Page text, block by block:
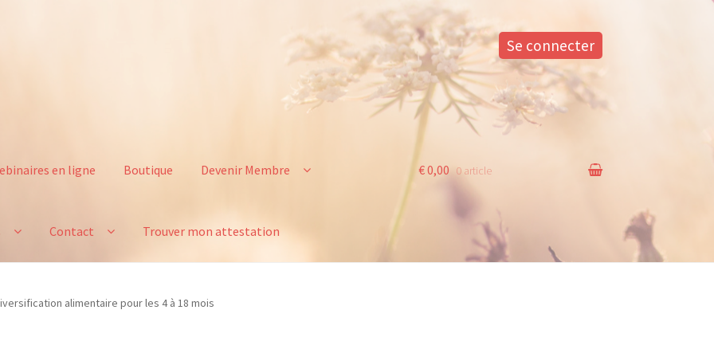
Se connecter
en ligne Boutique Devenir Membre
Contact Trouver mon attestation
€ 0,00 0 article
alimentaire pour les 4 à 18 mois